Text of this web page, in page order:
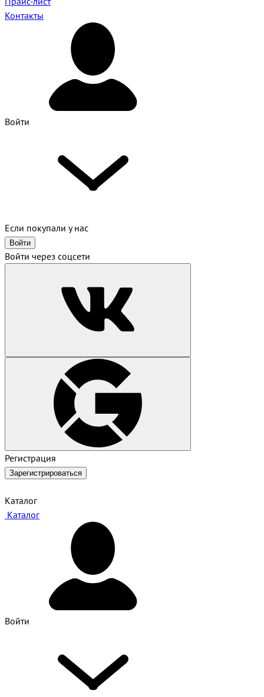
Контакты
Войти
Если покупали у нас
Войти
Войти через соцсети
Регистрация
Зарегистрироваться
Каталог
Каталог
Войти